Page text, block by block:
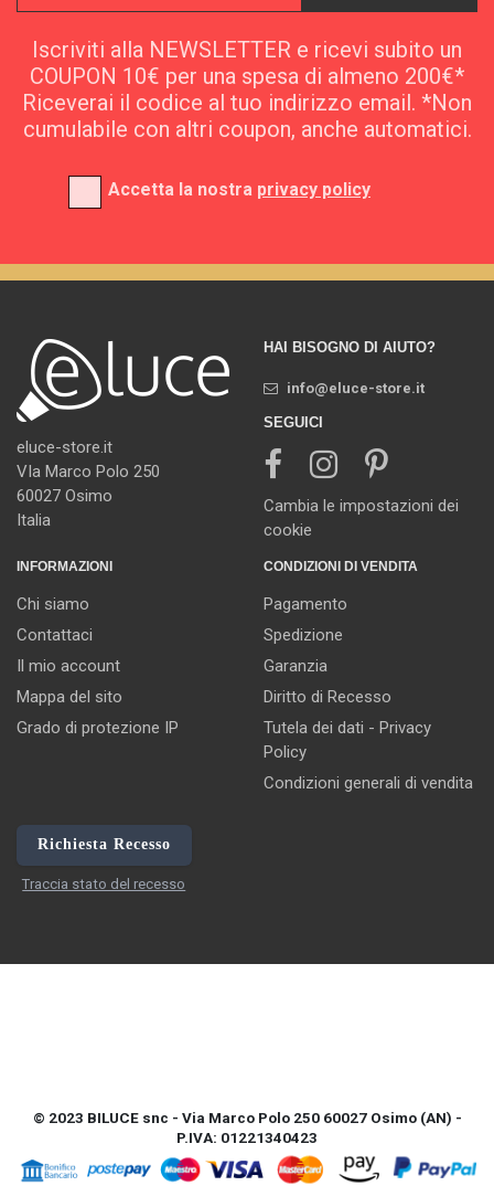
Iscriviti alla NEWSLETTER e ricevi subito un
COUPON 10€ per una spesa di almeno 200€*
Riceverai il codice al tuo indirizzo email. *Non
cumulabile con altri coupon, anche automatici.
Accetta la nostra privacy policy
eluce-store.it
VIa Marco Polo 250
60027 Osimo
Italia
HAI BISOGNO DI AIUTO?
info@eluce-store.it
SEGUICI
Cambia le impostazioni dei
cookie
INFORMAZIONI
Chi siamo
Contattaci
Il mio account
Mappa del sito
Grado di protezione IP
CONDIZIONI DI VENDITA
Pagamento
Spedizione
Garanzia
Diritto di Recesso
Tutela dei dati - Privacy
Policy
Condizioni generali di vendita
Richiesta Recesso
Traccia stato del recesso
© 2023 BILUCE snc - Via Marco Polo 250 60027 Osimo (AN) -
P.IVA: 01221340423